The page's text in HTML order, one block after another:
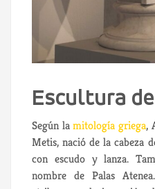
Escultura
Según lamitología griega,
Metis, nació de la cabeza
con escudo y lanza.
nombre de Palas